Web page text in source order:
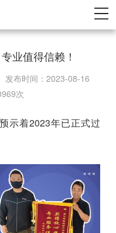
业值得信赖！
发布时间：2023-08-16
次
示着2023年已正式过